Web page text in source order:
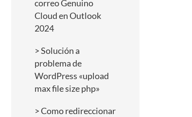
correo Genuino
Cloud en Outlook
2024
Solución a
problema de
WordPress «upload
max file size php»
Como redireccionar